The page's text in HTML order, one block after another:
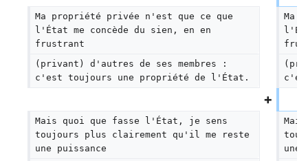
Ma propriété privée n'est que ce que
l'État me concède du sien, en en
frustrant
Ma
(privant) d'autres de ses membres :
c'est toujours une propriété de l'État.
Mais quoi que fasse l'État, je sens
toujours plus clairement qu'il me reste
une puissance
une